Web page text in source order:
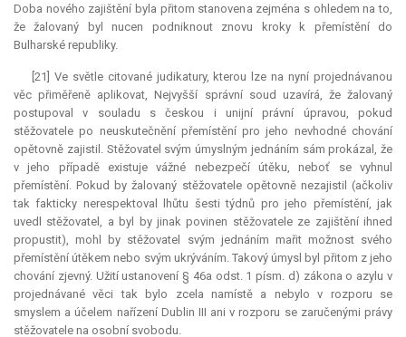
Doba nového zajištění byla přitom stanovena zejména s ohledem na to,
že žalovaný byl nucen podniknout znovu kroky k přemístění do
Bulharské republiky.
[21] Ve světle citované judikatury, kterou lze na nyní projednávanou
věc přiměřeně aplikovat, Nejvyšší správní soud uzavírá, že žalovaný
postupoval v souladu s českou i unijní právní úpravou, pokud
stěžovatele po neuskutečnění přemístění pro jeho nevhodné chování
opětovně zajistil. Stěžovatel svým úmyslným jednáním sám prokázal, že
v jeho případě existuje vážné nebezpečí útěku, neboť se vyhnul
přemístění. Pokud by žalovaný stěžovatele opětovně nezajistil (ačkoliv
tak fakticky nerespektoval lhůtu šesti týdnů pro jeho přemístění, jak
uvedl stěžovatel, a byl by jinak povinen stěžovatele ze zajištění ihned
propustit), mohl by stěžovatel svým jednáním mařit možnost svého
přemístění útěkem nebo svým ukrýváním. Takový úmysl byl přitom z jeho
chování zjevný. Užití ustanovení § 46a odst. 1 písm. d) zákona o azylu v
projednávané věci tak bylo zcela namístě a nebylo v rozporu se
smyslem a účelem nařízení Dublin III ani v rozporu se zaručenými právy
stěžovatele na osobní svobodu.